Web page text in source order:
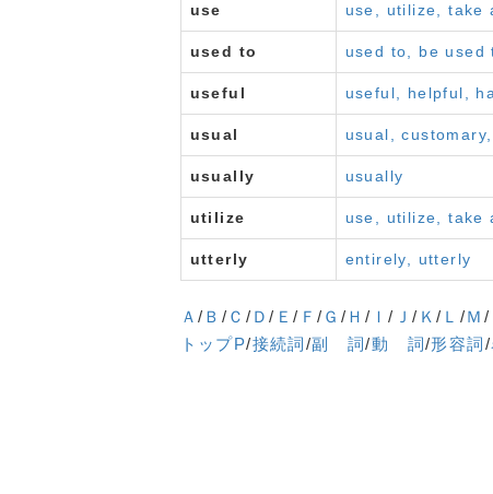
use use, utilize, take
used to used to, be used
useful useful, helpful,
usual usual,
usually usually
utilize use, utilize, take
utterly entirely, utterly
Ａ / Ｂ / Ｃ / Ｄ/ Ｅ/ Ｆ / Ｇ / Ｈ / Ｉ/ Ｊ/ Ｋ/ Ｌ /Ｍ /
トップP/接続詞/副 詞/動 詞/形容詞/